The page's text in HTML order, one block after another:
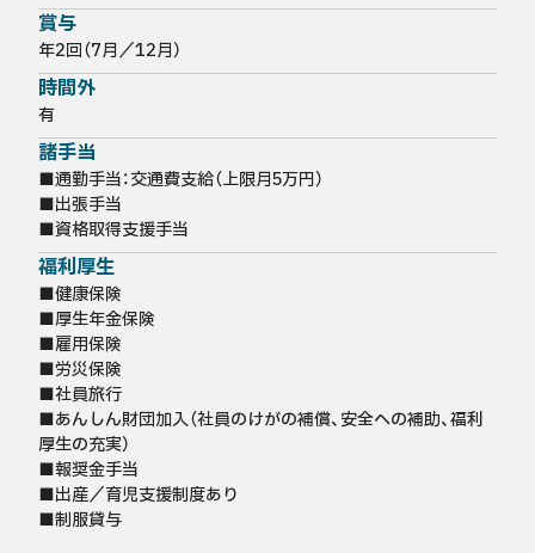
賞与
年2回（7月／12月）
時間外
有
諸手当
■通勤手当：交通費支給（上限月5万円）
■出張手当
■資格取得支援手当
福利厚生
■健康保険
■厚生年金保険
■雇用保険
■労災保険
■社員旅行
■あんしん財団加入（社員のけがの補償、安全への補助、福利
厚生の充実）
■報奨金手当
■出産／育児支援制度あり
■制服貸与